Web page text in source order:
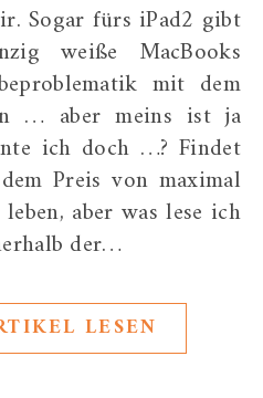
Sogar fürs iPad2 gibt
weiße MacBooks
mit dem
… aber meins ist ja
ich doch …? Findet
Preis von maximal
aber was lese ich
der…
LESEN